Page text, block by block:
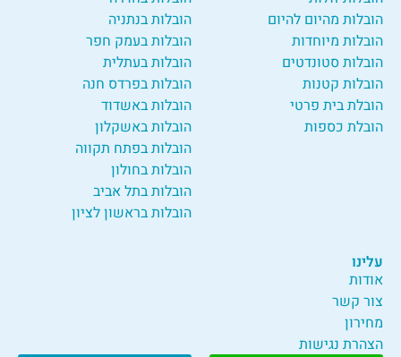
הובלות מהיום להיום
הובלות מיוחדות
הובלות סטונדטים
הובלות קטנות
הובלת בית פרטי
הובלת כספות
הובלות בנתניה
הובלות בעמק חפר
הובלות בעתלית
הובלות בפרדס חנה
הובלות באשדוד
הובלות באשקלון
הובלות בפתח תקווה
הובלות בחולון
הובלות בתל אביב
הובלות בראשון לציון
עלינו
אודות
צור קשר
מחירון
הצהרת נגישות